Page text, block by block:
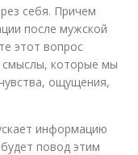
себя. Причем
после мужской
этот вопрос
которые мы
ощущения,
информацию
повод этим